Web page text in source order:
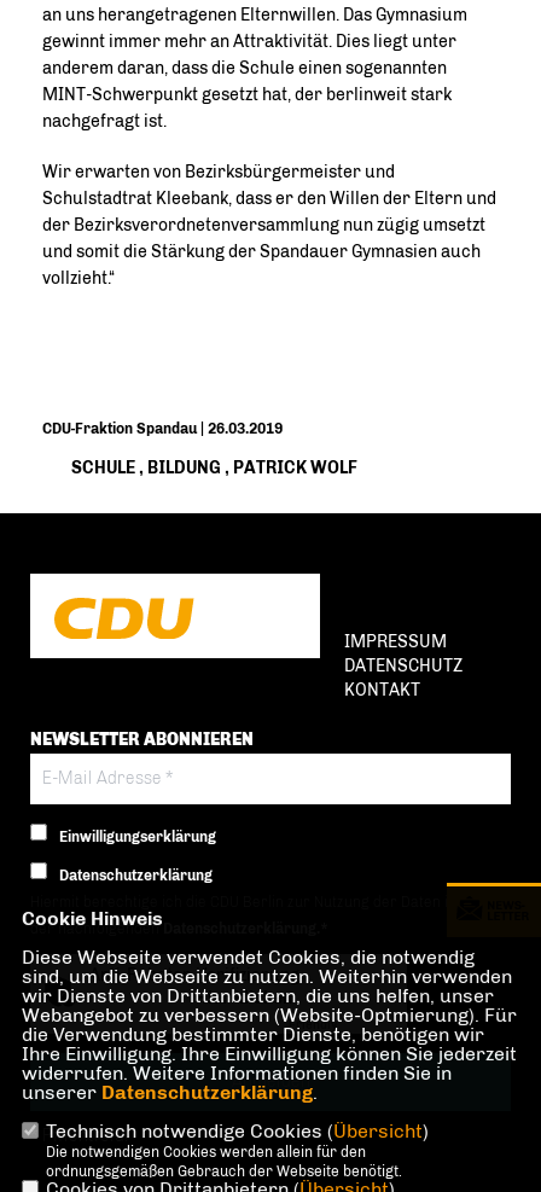
an uns herangetragenen Elternwillen. Das Gymnasium
gewinnt immer mehr an Attraktivität. Dies liegt unter
anderem daran, dass die Schule einen sogenannten
MINT-Schwerpunkt gesetzt hat, der berlinweit stark
nachgefragt ist.
Wir erwarten von Bezirksbürgermeister und
Schulstadtrat Kleebank, dass er den Willen der Eltern und
der Bezirksverordnetenversammlung nun zügig umsetzt
und somit die Stärkung der Spandauer Gymnasien auch
vollzieht.“
CDU-Fraktion Spandau | 26.03.2019
SCHULE, BILDUNG , PATRICK WOLF
IMPRESSUM
DATENSCHUTZ
KONTAKT
NEWSLETTER ABONNIEREN
Einwilligungserklärung
Datenschutzerklärung
der nachfolgenden
Anti-Roboter-Verifizierung
Hier klicken
FriendlyCaptcha ⇗
* Pflichtfeld!
Cookie Hinweis
Diese Webseite verwendet Cookies, die notwendig
sind, um die Webseite zu nutzen. Weiterhin verwenden
wir Dienste von Drittanbietern, die uns helfen, unser
Webangebot zu verbessern (Website-Optmierung). Für
die Verwendung bestimmter Dienste, benötigen wir
Ihre Einwilligung. Ihre Einwilligung können Sie jederzeit
widerrufen. Weitere Informationen finden Sie in
unserer Datenschutzerklärung.
Technisch notwendige Cookies (Übersicht)
Die notwendigen Cookies werden allein für den
ordnungsgemäßen Gebrauch der Webseite benötigt.